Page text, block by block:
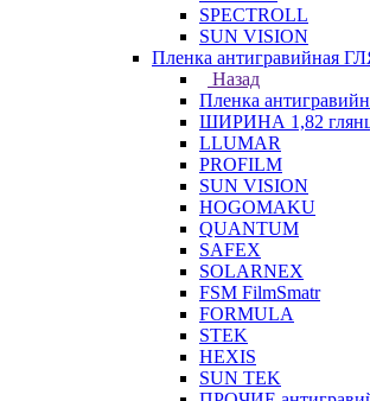
SPECTROLL
SUN VISION
Пленка антигравийная
Назад
Пленка
ШИРИНА 1,82
LLUMAR
PROFILM
SUN VISION
HOGOMAKU
QUANTUM
SAFEX
SOLARNEX
FSM FilmSmatr
FORMULA
STEK
HEXIS
SUN TEK